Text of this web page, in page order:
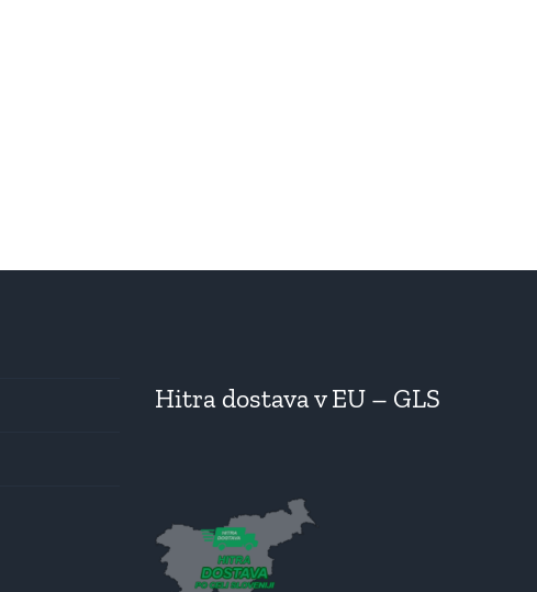
Hitra dostava v EU – GLS